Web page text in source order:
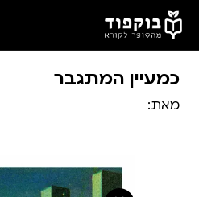
דלג לתוכן הראשי
כמעיין המתגבר
מאת: